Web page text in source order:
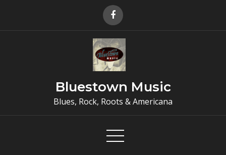
Bluestown Music
Blues, Rock, Roots & Americana